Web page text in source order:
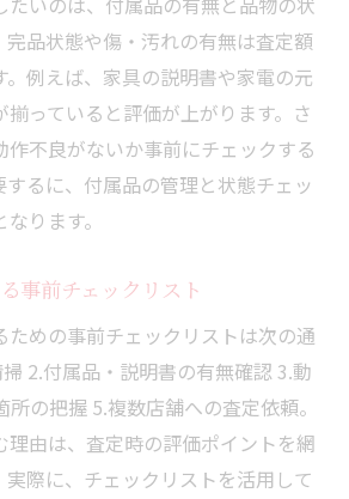
完品状態や傷・汚れの有無は査定額
。例えば、家具の説明書や家電の元
っていると評価が上がります。さ
作不良がないか事前にチェックする
するに、付属品の管理と状態チェッ
ります。
事前チェックリスト
ための事前チェックリストは次の通
2.付属品・説明書の有無確認 3.動
の把握 5.複数店舗への査定依頼。
理由は、査定時の評価ポイントを網
際に、チェックリストを活用して